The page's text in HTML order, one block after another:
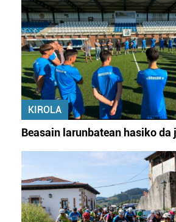
KIROLA
Beasain larunbatean hasiko da